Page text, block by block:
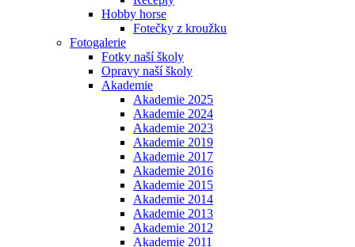
Hobby horse
Fotečky z kroužku
Fotogalerie
Fotky naší školy
Opravy naší školy
Akademie
Akademie 2025
Akademie 2024
Akademie 2023
Akademie 2019
Akademie 2017
Akademie 2016
Akademie 2015
Akademie 2014
Akademie 2013
Akademie 2012
Akademie 2011